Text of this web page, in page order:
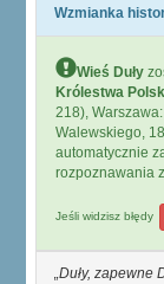
Wzmianka
Wieś Duły
Królestwa
218),
Walewskiego,
automatycznie
rozpoznawania
Jeśli widzisz błędy
Duły, zapewne